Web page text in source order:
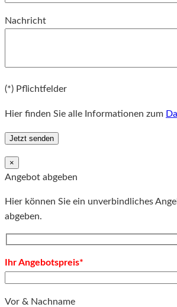
Nachricht
(*) Pflichtfelder
Hier finden Sie alle Informationen zum
×
Angebot abgeben
Hier können Sie ein unverbindliches
abgeben.
Ihr Angebotspreis*
Vor & Nachname